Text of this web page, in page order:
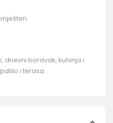
dnevni boravak, kuhinja i
i terasa.